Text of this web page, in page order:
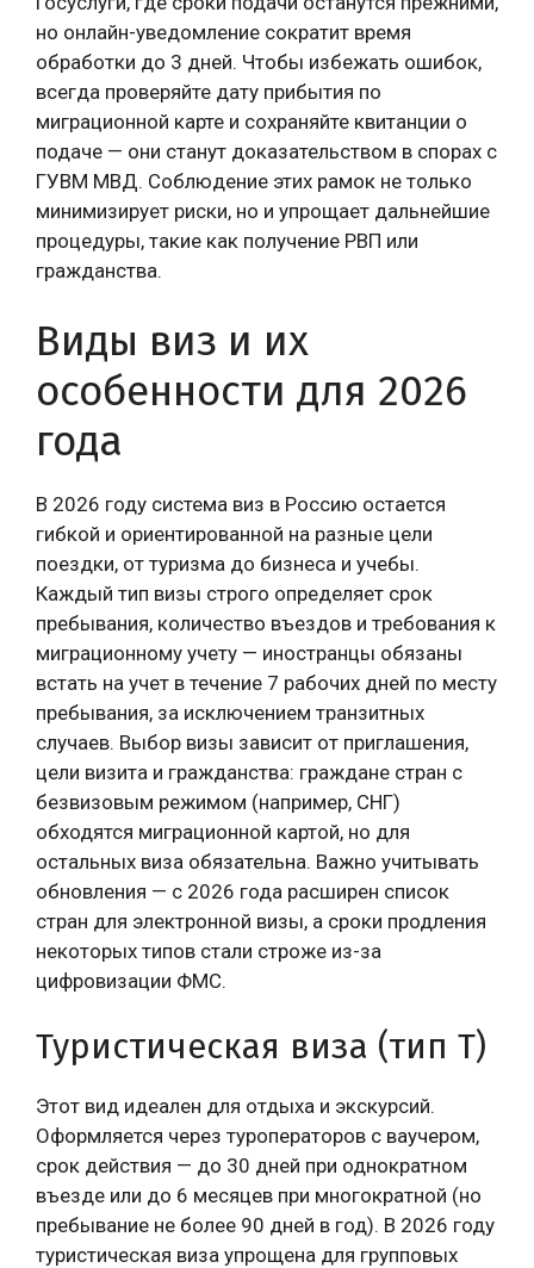
но онлайн-уведомление сократит время
обработки до 3 дней. Чтобы избежать ошибок,
всегда проверяйте дату прибытия по
миграционной карте и сохраняйте квитанции о
подаче — они станут доказательством в спорах с
ГУВМ МВД. Соблюдение этих рамок не только
минимизирует риски, но и упрощает дальнейшие
процедуры, такие как получение РВП или
гражданства.
Виды виз и их
особенности для 2026
года
В 2026 году система виз в Россию остается
гибкой и ориентированной на разные цели
поездки, от туризма до бизнеса и учебы.
Каждый тип визы строго определяет срок
пребывания, количество въездов и требования к
миграционному учету — иностранцы обязаны
встать на учет в течение 7 рабочих дней по месту
пребывания, за исключением транзитных
случаев. Выбор визы зависит от приглашения,
цели визита и гражданства: граждане стран с
безвизовым режимом (например, СНГ)
обходятся миграционной картой, но для
остальных виза обязательна. Важно учитывать
обновления — с 2026 года расширен список
стран для электронной визы, а сроки продления
некоторых типов стали строже из-за
цифровизации ФМС.
Туристическая виза (тип T)
Этот вид идеален для отдыха и экскурсий.
Оформляется через туроператоров с ваучером,
срок действия — до 30 дней при однократном
въезде или до 6 месяцев при многократной (но
пребывание не более 90 дней в год). В 2026 году
туристическая виза упрощена для групповых